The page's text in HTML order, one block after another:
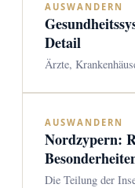
AUSWANDERN
Detail
Ärzte,
AUSWANDERN
Nordzypern:
Die Teilung der